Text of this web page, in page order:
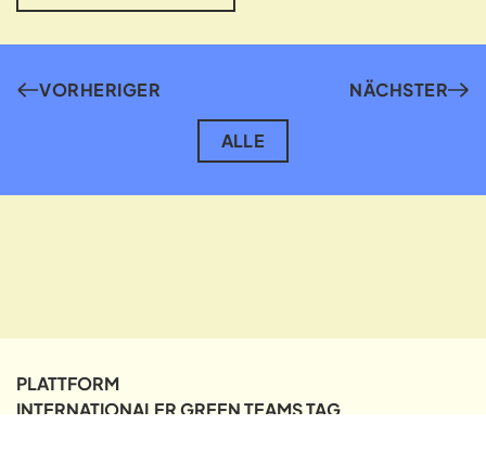
VORHERIGER
ALLE
NÄCHSTER
PLATTFORM
INTERNATIONALER GREEN TEAMS TAG